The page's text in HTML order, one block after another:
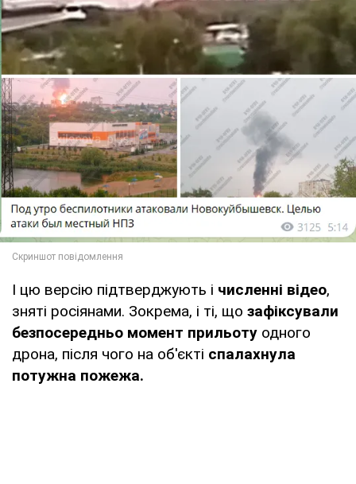
І цю версію підтверджують і численні відео,
зняті росіянами. Зокрема, і ті, що зафіксували
безпосередньо момент прильоту одного
дрона, після чого на об'єкті спалахнула
потужна пожежа.